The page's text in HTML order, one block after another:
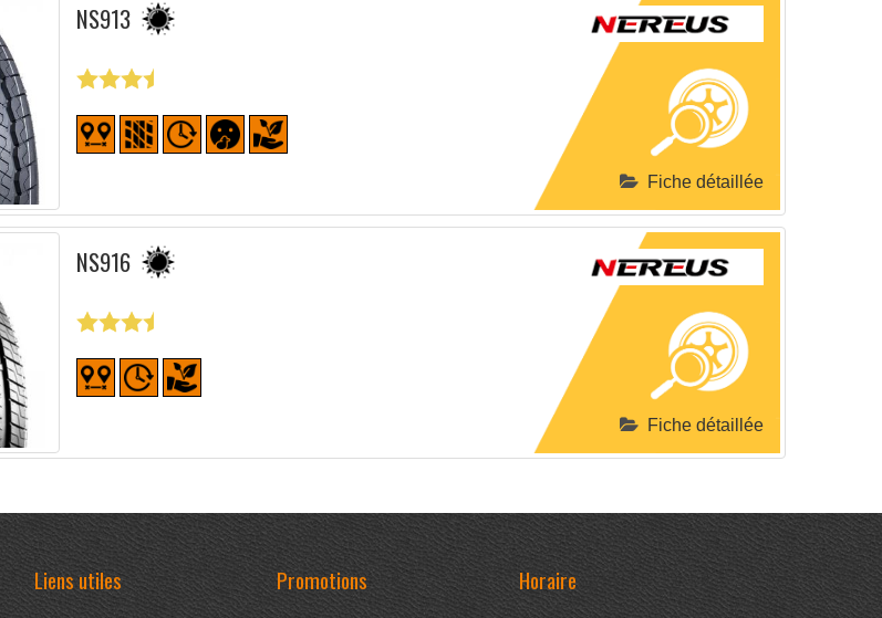
NS913
Fiche détaillée
NS916
Fiche détaillée
Liens utiles Promotions Horaire